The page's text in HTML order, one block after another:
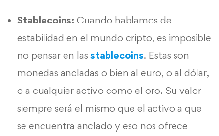
Stablecoins: Cuando hablamos de
estabilidad en el mundo cripto, es imposible
no pensar en las stablecoins. Estas son
monedas ancladas o bien al euro, o al dólar,
o a cualquier activo como el oro. Su valor
siempre será el mismo que el activo a que
se encuentra anclado y eso nos ofrece